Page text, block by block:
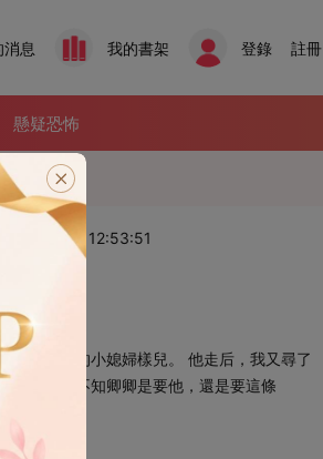
息 我的書架 登錄 註冊
懸疑恐怖
2024/3/12 12:53:51
備受凌辱的小媳婦樣兒。 他走后，我又尋了
悠道：「不知卿卿是要他，還是要這條